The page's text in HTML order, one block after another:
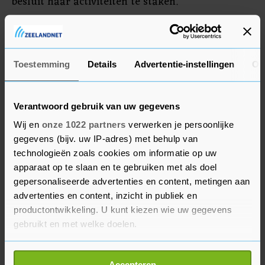
Toestemming Details Advertentie-instellingen
Verantwoord gebruik van uw gegevens
Wij en onze 1022 partners verwerken je persoonlijke
gegevens (bijv. uw IP-adres) met behulp van
technologieën zoals cookies om informatie op uw
apparaat op te slaan en te gebruiken met als doel
gepersonaliseerde advertenties en content, metingen aan
advertenties en content, inzicht in publiek en
productontwikkeling. U kunt kiezen wie uw gegevens
gebruikt en met welke doelen.
Als u het toestaat, willen we ook graag:
Wat de stap precies voor de rechtsgang van Musk
betekent, is niet direct duidelijk. Lou Paskalis, een
voormalig reclameman die tegenwoordig het
adviesbureau AJL Advisory runt, noemde Musks
besluit om GARM aan te klagen eerder
"buitengewoon". Volgens hem zal het einde van
de coalitie waarschijnlijk een "afschrikwekkend
effect" hebben voor vergelijkbare initiatieven in
de adverteerderswereld. "Ik ben hier woedend
over", zei hij.
Musk staat erom bekend rechtszaken aan te
spannen tegen organisaties die hij als een
bedreiging beschouwt voor X' worstelende